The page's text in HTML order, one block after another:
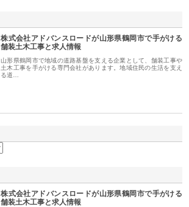
株式会社アドバンスロードが山形県鶴岡市で手がける
舗装土木工事と求人情報
山形県鶴岡市で地域の道路基盤を支える企業として、舗装工事や
土木工事を手がける専門会社があります。地域住民の生活を支え
る道…
株式会社アドバンスロードが山形県鶴岡市で手がける
舗装土木工事と求人情報